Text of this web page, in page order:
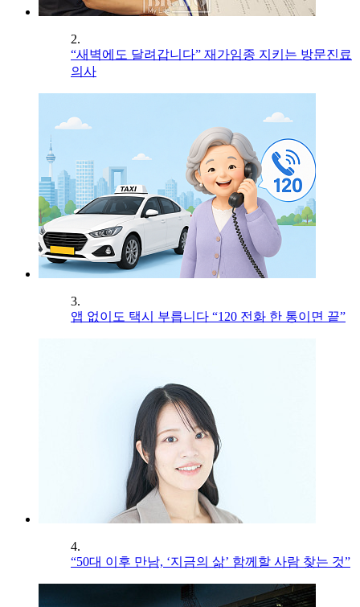
2.
“새벽에도 달려갑니다” 재가임종 지키는 방문진료
의사
3.
앱 없이도 택시 부릅니다 “120 전화 한 통이면 끝”
4.
“50대 이후 만남, ‘지금의 삶’ 함께할 사람 찾는 것”